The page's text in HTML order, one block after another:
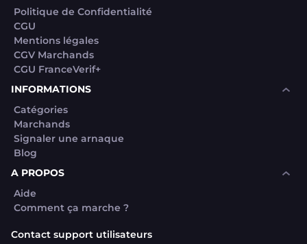
Politique de Confidentialité
CGU
Mentions légales
CGV Marchands
CGU FranceVerif+
INFORMATIONS
Catégories
Marchands
Signaler une arnaque
Blog
A PROPOS
Aide
Comment ça marche ?
Contact support utilisateurs